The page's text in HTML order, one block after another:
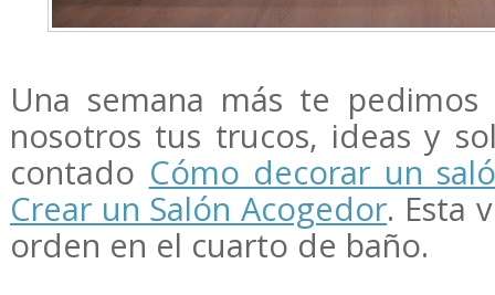
Una semana más te
nosotros tus trucos, ideas y
contado Cómo decorar un
Crear un Salón Acogedor. Esta
orden en el cuarto de baño.